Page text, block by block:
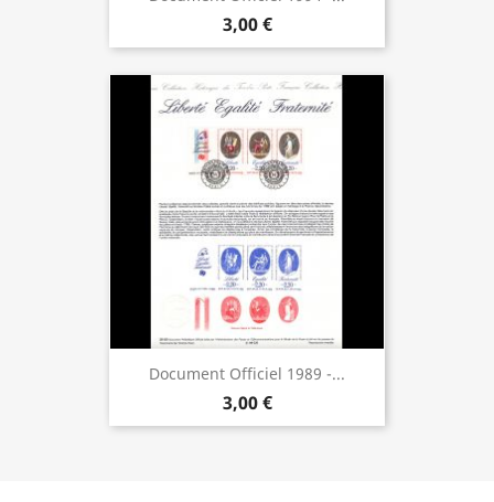
3,00 €
Document Officiel 1989 -...
3,00 €